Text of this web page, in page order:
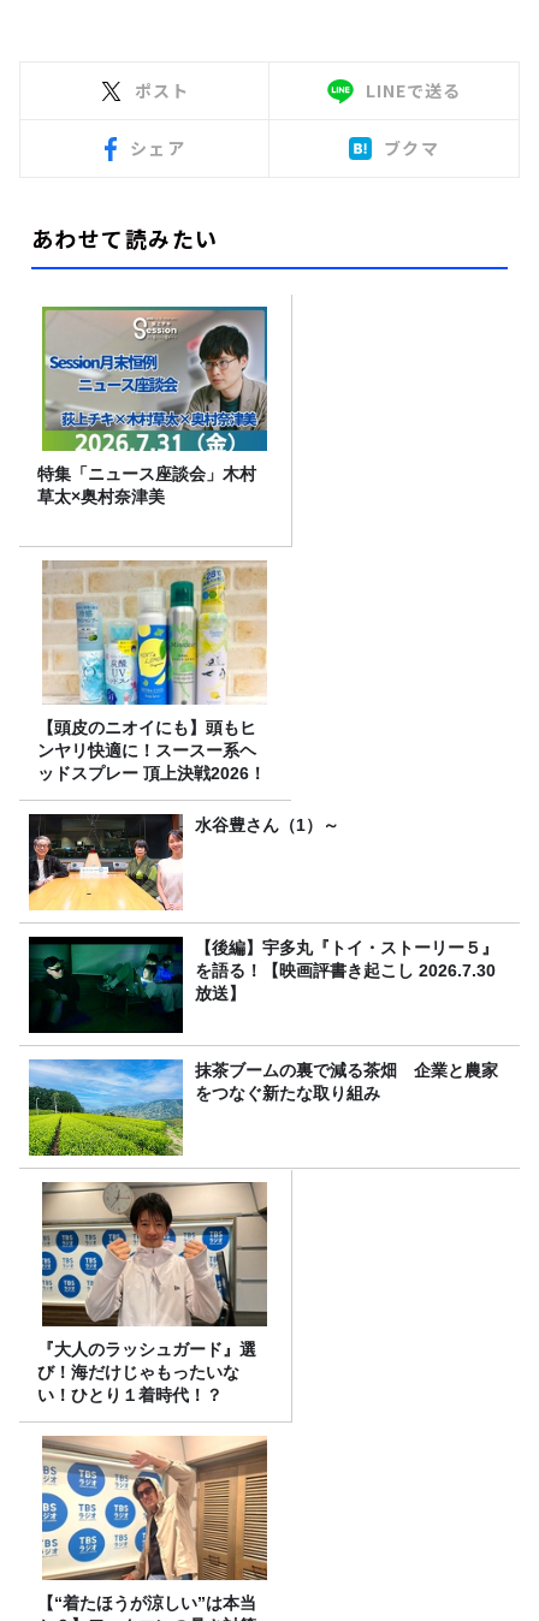
ポスト LINEで送る
シェア ブクマ
あわせて読みたい
特集「ニュース座談会」木村
草太×奥村奈津美
【頭皮のニオイにも】頭もヒ
ンヤリ快適に！スースー系ヘ
ッドスプレー 頂上決戦2026！
水谷豊さん（1）～
【後編】宇多丸『トイ・ストーリー５』
を語る！【映画評書き起こし 2026.7.30
放送】
抹茶ブームの裏で減る茶畑 企業と農家
をつなぐ新たな取り組み
『大人のラッシュガード』選
び！海だけじゃもったいな
い！ひとり１着時代！？
【“着たほうが涼しい”は本当